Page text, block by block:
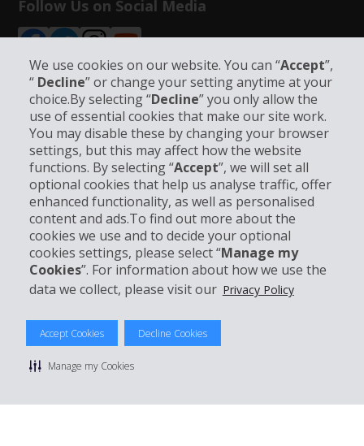
We use cookies on our website. You can “Accept”,
“ Decline” or change your setting anytime at your
choice.By selecting “Decline” you only allow the
use of essential cookies that make our site work.
You may disable these by changing your browser
settings, but this may affect how the website
functions. By selecting “Accept”, we will set all
optional cookies that help us analyse traffic, offer
enhanced functionality, as well as personalised
content and ads.To find out more about the
cookies we use and to decide your optional
cookies settings, please select “Manage my
Cookies”. For information about how we use the
data we collect, please visit our Privacy Policy
Accept Cookies Decline Cookies
Manage my Cookies
Follow Us on Social Media
Bedrijfsinformatie
Bedrijf
Klantenservice
Boek bij Hertz
© 2026 The Hertz System, Inc.
Privacybeleid | Gebruiksvoorwaarden |
Sitemap